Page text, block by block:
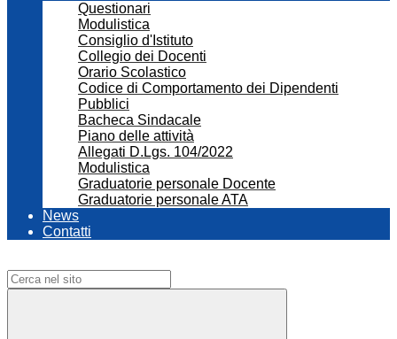
Questionari
Modulistica
Consiglio d'Istituto
Collegio dei Docenti
Orario Scolastico
Codice di Comportamento dei Dipendenti
Pubblici
Bacheca Sindacale
Piano delle attività
Allegati D.Lgs. 104/2022
Modulistica
Graduatorie personale Docente
Graduatorie personale ATA
News
Contatti